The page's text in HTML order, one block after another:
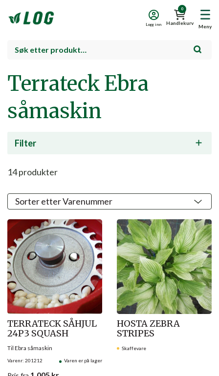
Meny
0
Handlekurv
Logg inn
Terrateck Ebra
såmaskin
Filter
14produkter
TERRATECK SÅHJUL
24P3 SQUASH
Varenr: 201212 Varen er på lager
Til Ebra såmaskin
HOSTA ZEBRA
STRIPES
Skaffevare